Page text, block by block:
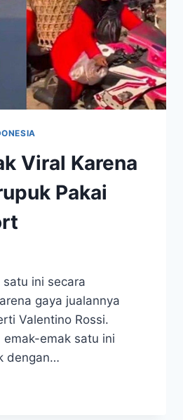
Viral Karena
Pakai
satu ini secara
gaya jualannya
Valentino Rossi.
emak satu ini
dengan…